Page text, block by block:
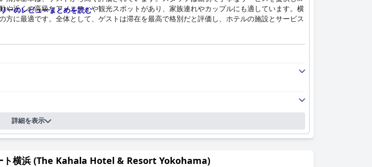
近くの高級なアメニティや観光スポットがあり、家族連れやカップルにも適しています。横
に最適です。全体として、ゲストは滞在を最高で格別だと評価し、ホテルの施設とサービス
ーのレビューまとめを読む
詳細を表示
ト横浜 (The Kahala Hotel & Resort Yokohama)